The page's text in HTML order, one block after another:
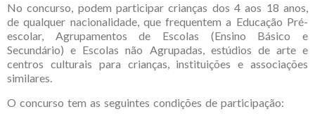
No concurso, podem participar crianças dos 4 aos 18 anos,
de qualquer nacionalidade, que frequentem a Educação Pré-
escolar, Agrupamentos de Escolas (Ensino Básico e
Secundário) e Escolas não Agrupadas, estúdios de arte e
centros culturais para crianças, instituições e associações
similares.
O concurso tem as seguintes condições de participação: